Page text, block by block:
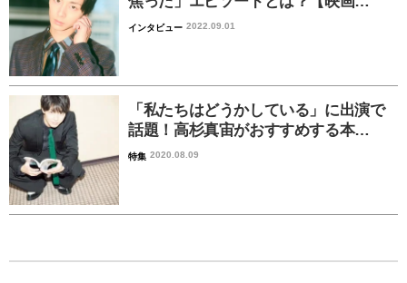
インタビュー 2022.09.01
「私たちはどうかしている」に出演で
話題！高杉真宙がおすすめする本…
特集 2020.08.09